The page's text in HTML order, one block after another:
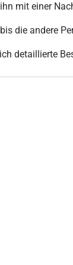
mit einer
die andere
detaillierte